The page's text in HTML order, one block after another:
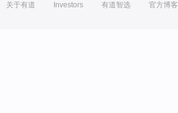
关于有道 Investors 有道智选 官方博客